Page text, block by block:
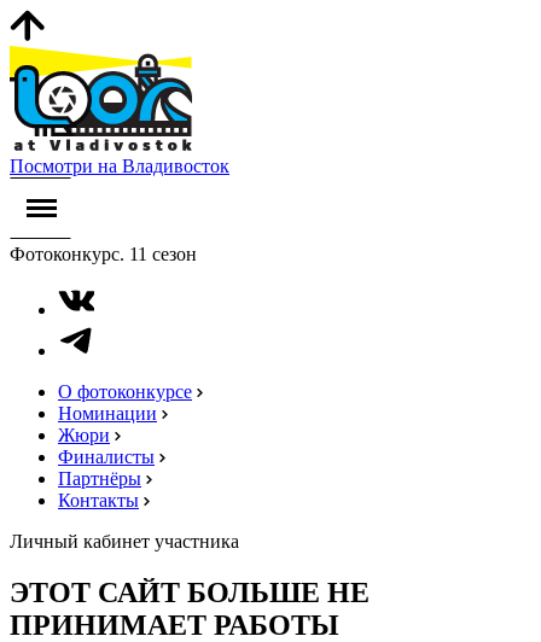
Посмотри на Владивосток
Фотоконкурс. 11 сезон
О фотоконкурсе
Номинации
Жюри
Финалисты
Партнёры
Контакты
Личный кабинет участника
ЭТОТ САЙТ БОЛЬШЕ НЕ
ПРИНИМАЕТ РАБОТЫ